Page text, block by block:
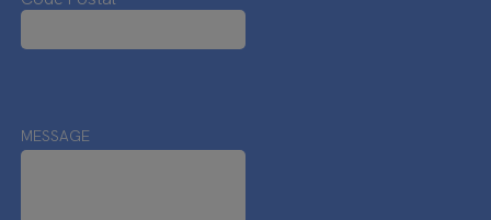
MESSAGE